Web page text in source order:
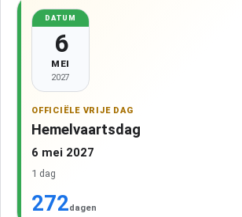
DATUM
6
MEI
2027
OFFICIËLE VRIJE DAG
Hemelvaartsdag
6 mei 2027
1 dag
272dagen